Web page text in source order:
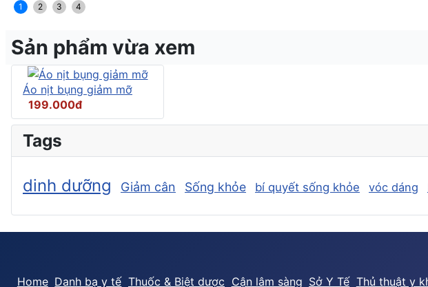
1 2 3 4
Sản phẩm vừa xem
Áo nịt bụng giảm mỡ
199.000đ
Tags
dinh dưỡng Giảm cân Sống khỏe bí quyết sống khỏe vóc dáng
Home Danh bạ y tế Thuốc & Biệt dược Cận lâm sàng Sở Y Tế Thủ thuật y